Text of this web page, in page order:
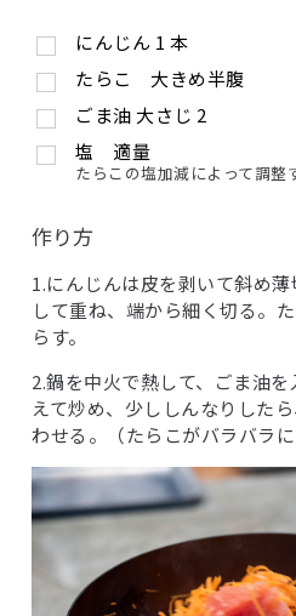
にんじん 1 本
たらこ 大きめ半腹
ごま油 大さじ 2
塩 適量
たらこの塩加減によって調整
作り方
1.にんじんは皮を剥いて斜め
して重ね、端から細く切る。
らす。
2.鍋を中火で熱して、ごま油
えて炒め、少ししんなりした
わせる。（たらこがバラバラに